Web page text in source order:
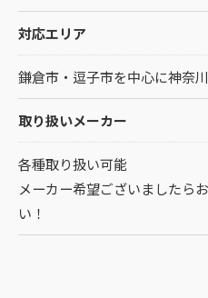
対応エリア
鎌倉市・逗子市を中心に神奈
取り扱いメーカー
各種取り扱い可能
メーカー希望ございましたら
い！